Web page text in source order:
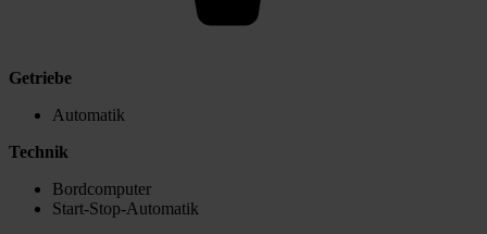
Getriebe
Automatik
Technik
Bordcomputer
Start-Stop-Automatik